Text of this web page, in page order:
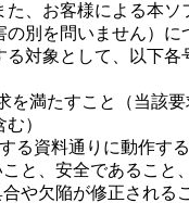
、お客様による本
別を問いません）
る対象として、以下
を満たすこと（当該
）
る資料通りに動作す
と、安全であること
や欠陥が修正される